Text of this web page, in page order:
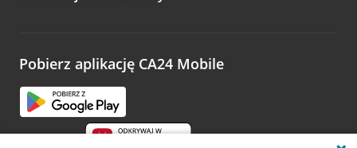
opinie.
Pobierz aplikację CA24 Mobile